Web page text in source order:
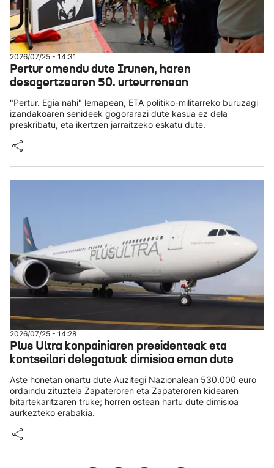
2026/07/25 - 14:31
Pertur omendu dute Irunen, haren
desagertzearen 50. urteurrenean
"Pertur. Egia nahi" lemapean, ETA politiko-militarreko buruzagi
izandakoaren senideek gogorarazi dute kasua ez dela
preskribatu, eta ikertzen jarraitzeko eskatu dute.
2026/07/25 - 14:28
Plus Ultra konpainiaren presidenteak eta
kontseilari delegatuak dimisioa eman dute
Aste honetan onartu dute Auzitegi Nazionalean 530.000 euro
ordaindu zituztela Zapateroren eta Zapateroren kidearen
bitartekaritzaren truke; horren ostean hartu dute dimisioa
aurkezteko erabakia.